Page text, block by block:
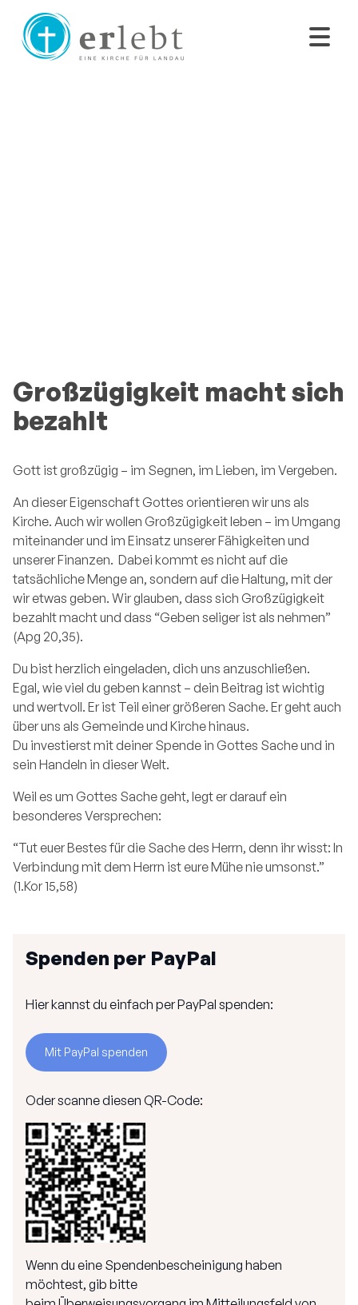
Großzügigkeit macht sich
bezahlt
Gott ist großzügig – im Segnen, im Lieben, im Vergeben.
An dieser Eigenschaft Gottes orientieren wir uns als
Kirche. Auch wir wollen Großzügigkeit leben – im Umgang
miteinander und im Einsatz unserer Fähigkeiten und
unserer Finanzen. Dabei kommt es nicht auf die
tatsächliche Menge an, sondern auf die Haltung, mit der
wir etwas geben. Wir glauben, dass sich Großzügigkeit
bezahlt macht und dass “Geben seliger ist als nehmen”
(Apg 20,35).
Du bist herzlich eingeladen, dich uns anzuschließen.
Egal, wie viel du geben kannst – dein Beitrag ist wichtig
und wertvoll. Er ist Teil einer größeren Sache. Er geht auch
über uns als Gemeinde und Kirche hinaus.
Du investierst mit deiner Spende in Gottes Sache und in
sein Handeln in dieser Welt.
Weil es um Gottes Sache geht, legt er darauf ein
besonderes Versprechen:
“Tut euer Bestes für die Sache des Herrn, denn ihr wisst: In
Verbindung mit dem Herrn ist eure Mühe nie umsonst.”
(1.Kor 15,58)
Spenden per PayPal
Hier kannst du einfach per PayPal spenden:
Mit PayPal spenden
Oder scanne diesen QR-Code:
Wenn du eine Spendenbescheinigung haben
möchtest, gib bitte